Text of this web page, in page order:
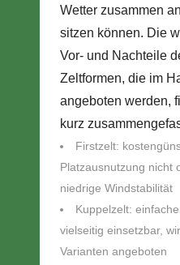
Wetter zusammen
sitzen können. Die
Vor- und Nachteile
Zeltformen, die im
angeboten werden,
kurz
Firstzelt:
Platzausnutzung nicht
niedrige Windstabilität
Kuppelzelt:
vielseitig einsetzbar,
Varianten angeboten